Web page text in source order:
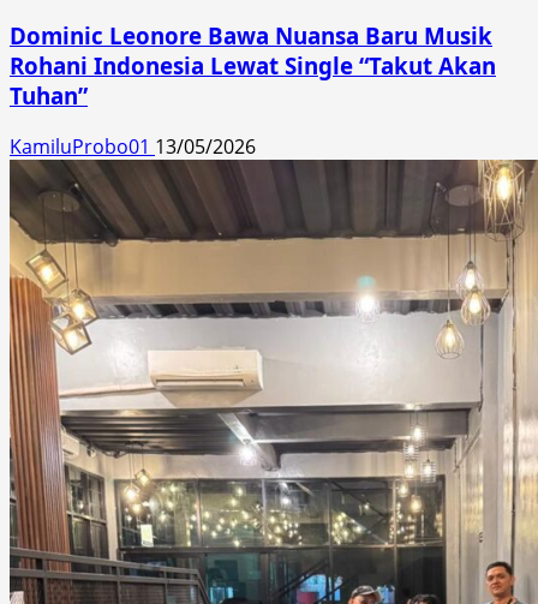
Dominic Leonore Bawa Nuansa Baru Musik
Rohani Indonesia Lewat Single “Takut Akan
Tuhan”
KamiluProbo01 13/05/2026